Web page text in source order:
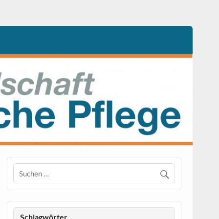
Schlagwörter